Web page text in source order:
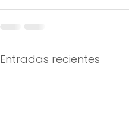
Entradas recientes